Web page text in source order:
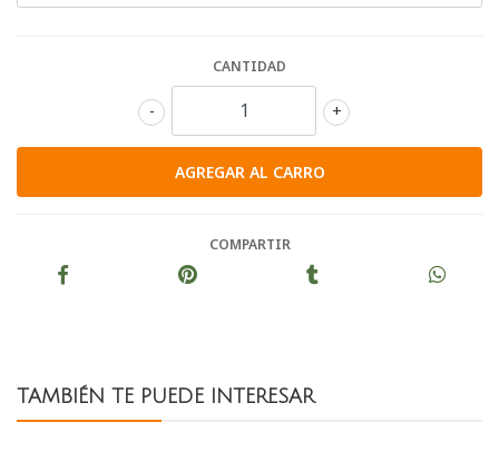
CANTIDAD
+
-
COMPARTIR
TAMBIÉN TE PUEDE INTERESAR